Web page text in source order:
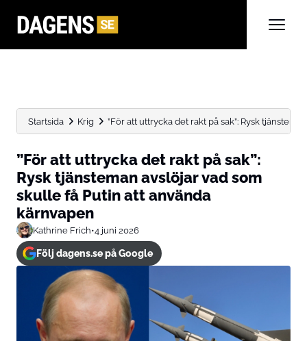
Startsida Krig ”För att uttrycka det rakt på sak”: Rysk
”För att uttrycka det rakt på sak”:
Rysk tjänsteman avslöjar vad som
skulle få Putin att använda
kärnvapen
Kathrine Frich•4 juni 2026
Följ dagens.se på Google